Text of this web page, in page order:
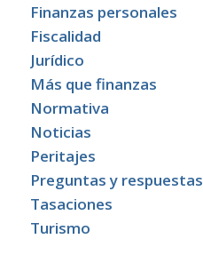
Finanzas personales
Fiscalidad
Jurídico
Más que finanzas
Normativa
Noticias
Peritajes
Preguntas y respuestas
Tasaciones
Turismo